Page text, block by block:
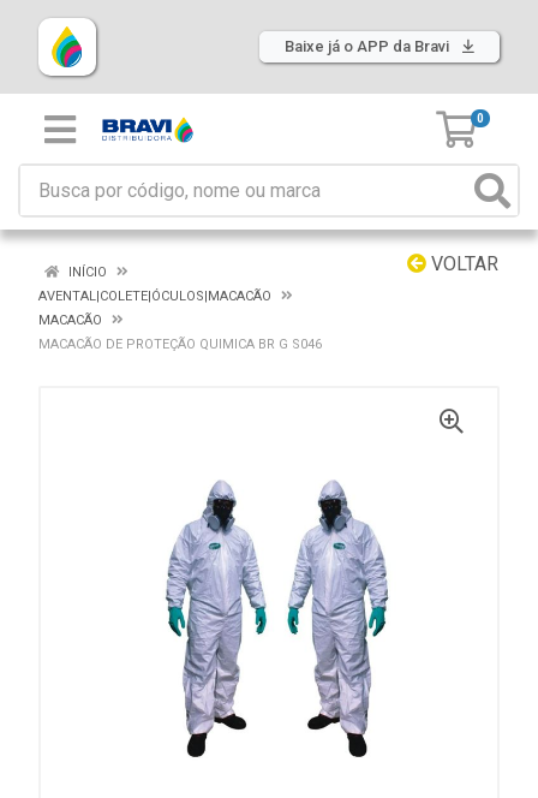
Baixe já o APP da Bravi
0
VOLTAR
INÍCIO
AVENTAL|COLETE|ÓCULOS|MACACÃO
MACACÃO
MACACÃO DE PROTEÇÃO QUIMICA BR G S046